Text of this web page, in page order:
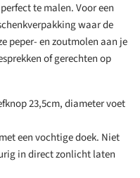
te malen. Voor een
waar de
peper- en zoutmolen aan je
of gerechten op
23,5cm, diameter voet
een vochtige doek. Niet
in direct zonlicht laten